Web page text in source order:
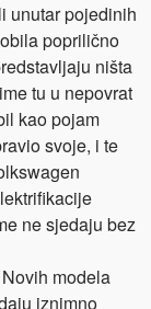
unutar pojedinih
poprilično
ništa
tu u nepovrat
kao pojam
svoje, i te
ne sjedaju bez
modela
iznimno